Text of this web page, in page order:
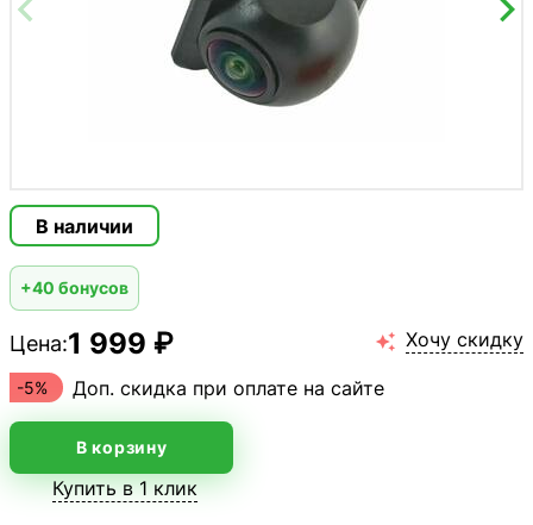
В наличии
+40 бонусов
Цена:1 999 ₽  Хочу скидку
-5% Доп. скидка при оплате на сайте
В корзину
Купить в 1 клик